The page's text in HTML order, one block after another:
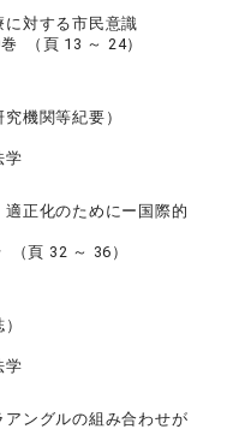
対する市民意識
（頁 13 ～ 24）
機関等紀要）
学
正化のためにー国際的
頁 32 ～ 36）
学
ングルの組み合わせが